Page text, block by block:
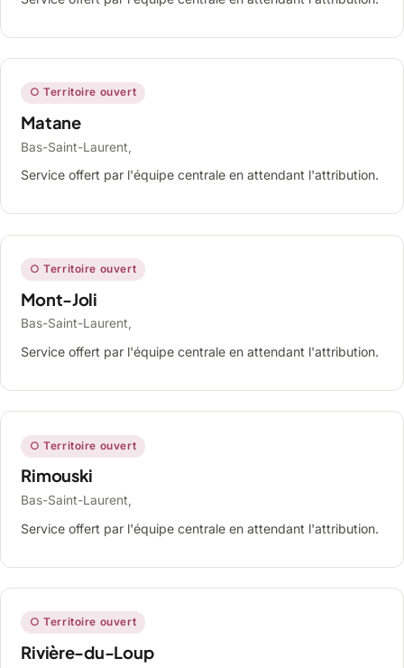
○ Territoire ouvert
Matane
Bas-Saint-Laurent,
Service offert par l'équipe centrale en attendant l'attribution.
○ Territoire ouvert
Mont-Joli
Bas-Saint-Laurent,
Service offert par l'équipe centrale en attendant l'attribution.
○ Territoire ouvert
Rimouski
Bas-Saint-Laurent,
Service offert par l'équipe centrale en attendant l'attribution.
○ Territoire ouvert
Rivière-du-Loup